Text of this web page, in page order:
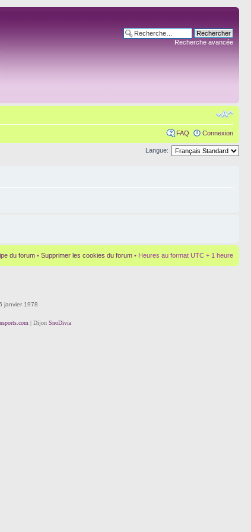
Recherche avancée
FAQ Connexion
Langue:
du forum • Supprimer les cookies du forum • Heures au format UTC + 1 heure
janvier 1978
| Dijon SnoDivia